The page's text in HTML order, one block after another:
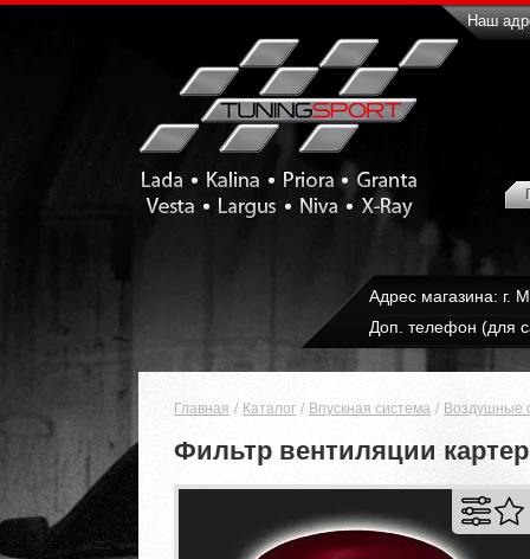
Наш
Адрес магазина: г.
Доп. телефон (для
Главная Каталог Впускная система Воздушные
Фильтр вентиляции